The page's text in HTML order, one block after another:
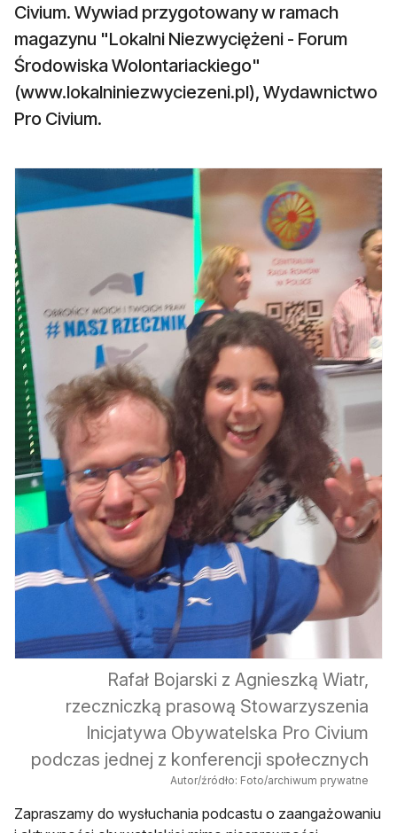
Civium. Wywiad przygotowany w ramach
magazynu "Lokalni Niezwyciężeni - Forum
Środowiska Wolontariackiego"
(www.lokalniniezwyciezeni.pl), Wydawnictwo
Pro Civium.
Rafał Bojarski z Agnieszką Wiatr,
rzeczniczką prasową Stowarzyszenia
Inicjatywa Obywatelska Pro Civium
podczas jednej z konferencji społecznych
Autor/źródło: Foto/archiwum prywatne
Zapraszamy do wysłuchania podcastu o zaangażowaniu